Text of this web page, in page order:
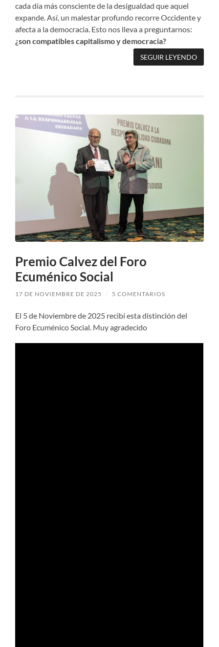
cada día más consciente de la desigualdad que aquel
expande. Así, un malestar profundo recorre Occidente y
afecta a la democracia. Esto nos lleva a preguntarnos:
¿son compatibles capitalismo y democracia?
SEGUIR LEYENDO
Premio Calvez del Foro
Ecuménico Social
17 DE NOVIEMBRE DE 2025 / 5 COMENTARIOS
El 5 de Noviembre de 2025 recibí esta distinción del
Foro Ecuménico Social. Muy agradecido